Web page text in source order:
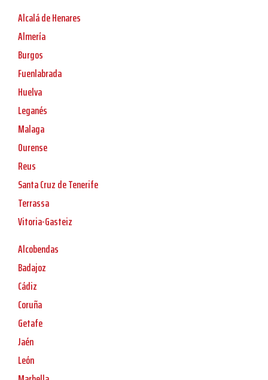
Alcalá de Henares
Almería
Burgos
Fuenlabrada
Huelva
Leganés
Malaga
Ourense
Reus
Santa Cruz de Tenerife
Terrassa
Vitoria-Gasteiz
Alcobendas
Badajoz
Cádiz
Coruña
Getafe
Jaén
León